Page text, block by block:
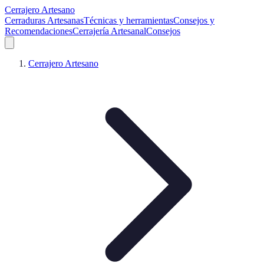
Cerrajero Artesano
Cerraduras ArtesanasTécnicas y herramientasConsejos y
RecomendacionesCerrajería ArtesanalConsejos
Cerrajero Artesano